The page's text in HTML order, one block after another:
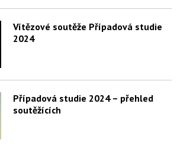
Vítězové soutěže Případová studie
2024
Případová studie 2024 – přehled
soutěžících